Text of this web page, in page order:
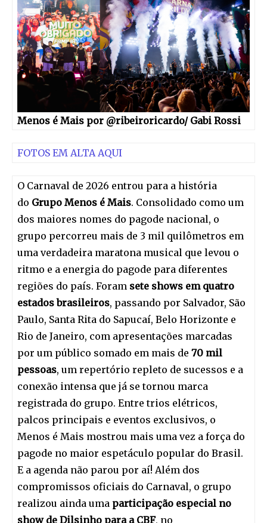
Menos é Mais por @ribeiroricardo/ Gabi Rossi
FOTOS EM ALTA AQUI
O Carnaval de 2026 entrou para a história
do Grupo Menos é Mais. Consolidado como um
dos maiores nomes do pagode nacional, o
grupo percorreu mais de 3 mil quilômetros em
uma verdadeira maratona musical que levou o
ritmo e a energia do pagode para diferentes
regiões do país. Foram sete shows em quatro
estados brasileiros, passando por Salvador, São
Paulo, Santa Rita do Sapucaí, Belo Horizonte e
Rio de Janeiro, com apresentações marcadas
por um público somado em mais de 70 mil
pessoas, um repertório repleto de sucessos e a
conexão intensa que já se tornou marca
registrada do grupo. Entre trios elétricos,
palcos principais e eventos exclusivos, o
Menos é Mais mostrou mais uma vez a força do
pagode no maior espetáculo popular do Brasil.
E a agenda não parou por aí! Além dos
compromissos oficiais do Carnaval, o grupo
realizou ainda uma participação especial no
show de Dilsinho para a CBF, no